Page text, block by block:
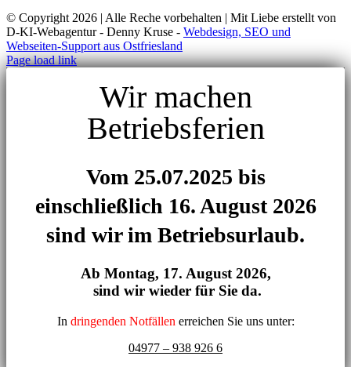
© Copyright 2026 | Alle Reche vorbehalten | Mit Liebe erstellt von
D-KI-Webagentur - Denny Kruse - Webdesign, SEO und
Webseiten-Support aus Ostfriesland
Page load link
Wir machen
Betriebsferien
Vom 25.07.2025 bis
einschließlich 16. August 2026
sind wir im Betriebsurlaub.
Ab Montag, 17. August 2026,
sind wir wieder für Sie da.
In dringenden Notfällen erreichen Sie uns unter:
04977 – 938 926 6